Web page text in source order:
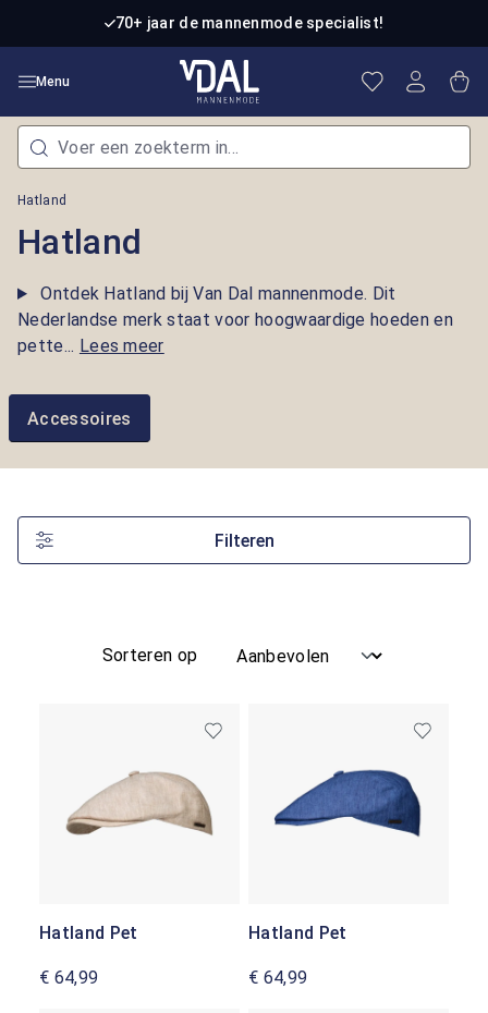
Ga naar de hoofdinhoud70+ jaar de mannenmode specialist!
Menu Je hebt 0
Hatland
Hatland
Ontdek Hatland bij Van Dal mannenmode. Dit
Nederlandse merk staat voor hoogwaardige hoeden en
pette... Lees meer
Accessoires
Filteren
Sorteren op
Hatland Pet
€ 64,99
Hatland Pet
€ 64,99